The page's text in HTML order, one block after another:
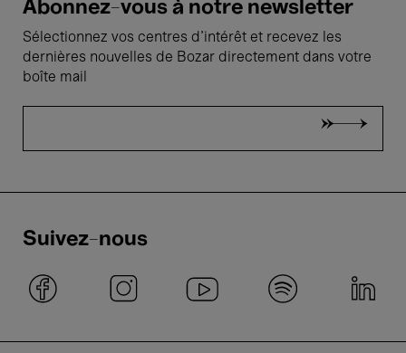
Abonnez-vous à notre newsletter
Sélectionnez vos centres d'intérêt et recevez les
dernières nouvelles de Bozar directement dans votre
boîte mail
Suivez-nous